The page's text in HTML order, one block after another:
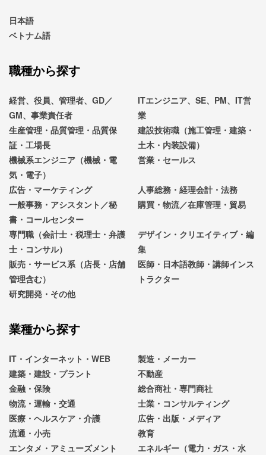
日本語
ベトナム語
職種から探す
経営、役員、管理者、GD／
GM、事業責任者
ITエンジニア、SE、PM、IT営
業
生産管理・品質管理・品質保
証・工場長
建設技術職（施工管理・建築・
土木・内装設備）
機械系エンジニア（機械・電
気・電子）
営業・セールス
広告・マーケティング
人事総務・経理会計・法務
一般事務・アシスタント／秘
書・コールセンター
購買・物流／在庫管理・貿易
専門職（会計士・税理士・弁護
士・コンサル）
デザイン・クリエイティブ・編
集
販売・サービス系（店長・店舗
管理含む）
医師・日本語教師・講師インス
トラクター
研究開発・その他
業種から探す
IT・インターネット・WEB
製造・メーカー
建築・建設・プラント
不動産
金融・保険
総合商社・専門商社
物流・運輸・交通
士業・コンサルティング
医療・ヘルスケア・介護
広告・出版・メディア
流通・小売
教育
エンタメ・アミューズメント
エネルギー（電力・ガス・水